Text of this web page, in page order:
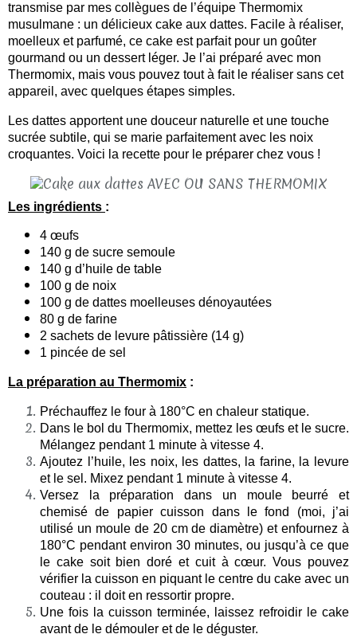
transmise par mes collègues de l’équipe Thermomix
musulmane : un délicieux cake aux dattes. Facile à réaliser,
moelleux et parfumé, ce cake est parfait pour un goûter
gourmand ou un dessert léger. Je l’ai préparé avec mon
Thermomix, mais vous pouvez tout à fait le réaliser sans cet
appareil, avec quelques étapes simples.
Les dattes apportent une douceur naturelle et une touche
sucrée subtile, qui se marie parfaitement avec les noix
croquantes. Voici la recette pour le préparer chez vous !
Les ingrédients :
4 œufs
140 g de sucre semoule
140 g d’huile de table
100 g de noix
100 g de dattes moelleuses dénoyautées
80 g de farine
2 sachets de levure pâtissière (14 g)
1 pincée de sel
La préparation au Thermomix :
Préchauffez le four à 180°C en chaleur statique.
Dans le bol du Thermomix, mettez les œufs et le sucre.
Mélangez pendant 1 minute à vitesse 4.
Ajoutez l’huile, les noix, les dattes, la farine, la levure
et le sel. Mixez pendant 1 minute à vitesse 4.
Versez la préparation dans un moule beurré et
chemisé de papier cuisson dans le fond (moi, j’ai
utilisé un moule de 20 cm de diamètre) et enfournez à
180°C pendant environ 30 minutes, ou jusqu’à ce que
le cake soit bien doré et cuit à cœur. Vous pouvez
vérifier la cuisson en piquant le centre du cake avec un
couteau : il doit en ressortir propre.
Une fois la cuisson terminée, laissez refroidir le cake
avant de le démouler et de le déguster.